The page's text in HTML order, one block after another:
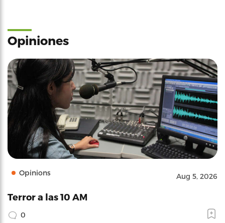
Opiniones
Opinions Aug 5, 2026
Terror a las 10 AM
0